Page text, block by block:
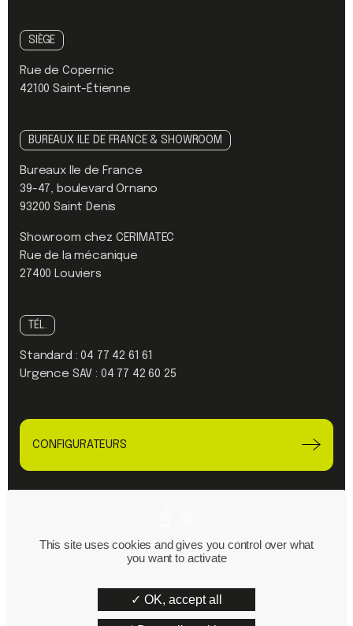
SIÈGE
Rue de Copernic
42100 Saint-Étienne
BUREAUX ILE DE FRANCE & SHOWROOM
Bureaux Ile de France
39-47, boulevard Ornano
93200 Saint Denis
Showroom chez CERIMATEC
Rue de la mécanique
27400 Louviers
TÉL.
Standard : 04 77 42 61 61
Urgence SAV : 04 77 42 60 25
CONFIGURATEURS
Mentions Légales
Politique de confidentialité
This site uses cookies and gives you control over what
you want to activate
OK, accept all